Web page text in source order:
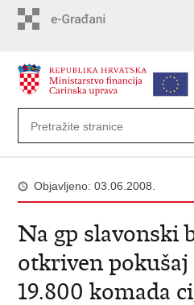
Objavljeno: 03.06.2008.
Na gp slavonski
otkriven
19.800 komada